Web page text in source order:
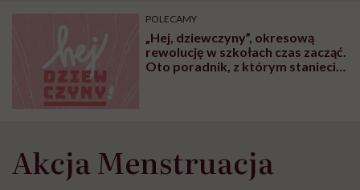
POLECAMY
„Hej, dziewczyny”, okresową
rewolucję w szkołach czas zacząć.
Oto poradnik, z którym staniecie
Akcja Menstruacja